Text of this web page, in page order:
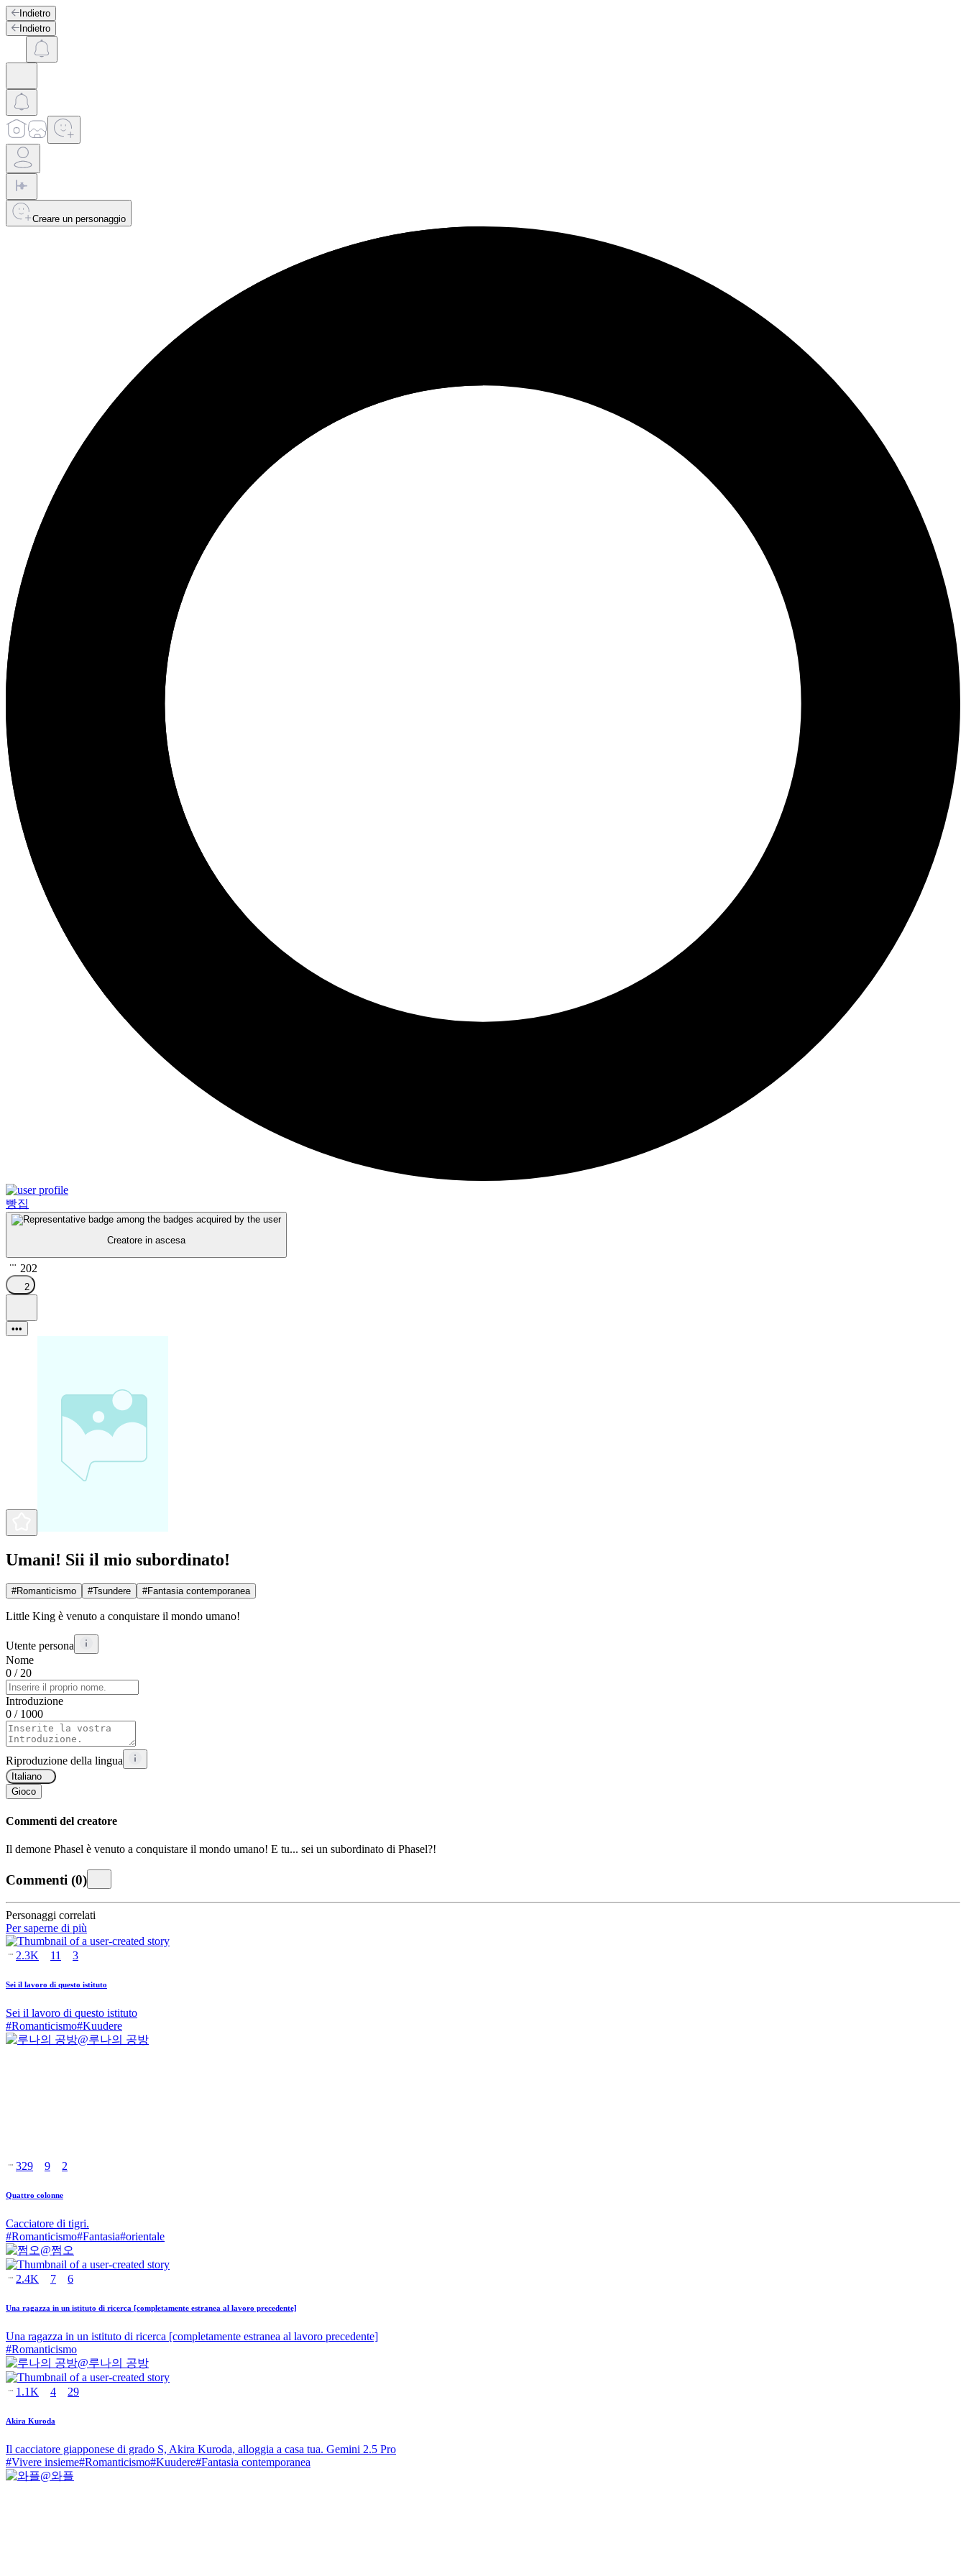
Indietro
Indietro
Creare un personaggio
빵집
Creatore in ascesa
202
2
•••
Umani! Sii il mio subordinato!
#Romanticismo #Tsundere #Fantasia contemporanea
Little King è venuto a conquistare il mondo umano!
Utente persona
Nome
0 / 20
Introduzione
0 / 1000
Riproduzione della lingua
Italiano
Gioco
Commenti del creatore
Il demone Phasel è venuto a conquistare il mondo umano! E tu... sei un subordinato di Phasel?!
Commenti (0)
Personaggi correlati
Per saperne di più
2.3K 11 3
Sei il lavoro di questo istituto
Sei il lavoro di questo istituto
#Romanticismo#Kuudere
@루나의 공방
329 9 2
Quattro colonne
Cacciatore di tigri.
#Romanticismo#Fantasia#orientale
@쩜오
2.4K 7 6
Una ragazza in un istituto di ricerca [completamente estranea al lavoro precedente]
Una ragazza in un istituto di ricerca [completamente estranea al lavoro precedente]
#Romanticismo
@루나의 공방
1.1K 4 29
Akira Kuroda
Il cacciatore giapponese di grado S, Akira Kuroda, alloggia a casa tua. Gemini 2.5 Pro
#Vivere insieme#Romanticismo#Kuudere#Fantasia contemporanea
@와플